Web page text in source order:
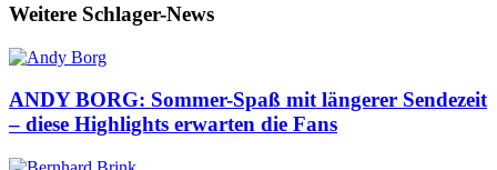
Weitere Schlager-News
ANDY BORG: Sommer-Spaß mit längerer Sendezeit
– diese Highlights erwarten die Fans